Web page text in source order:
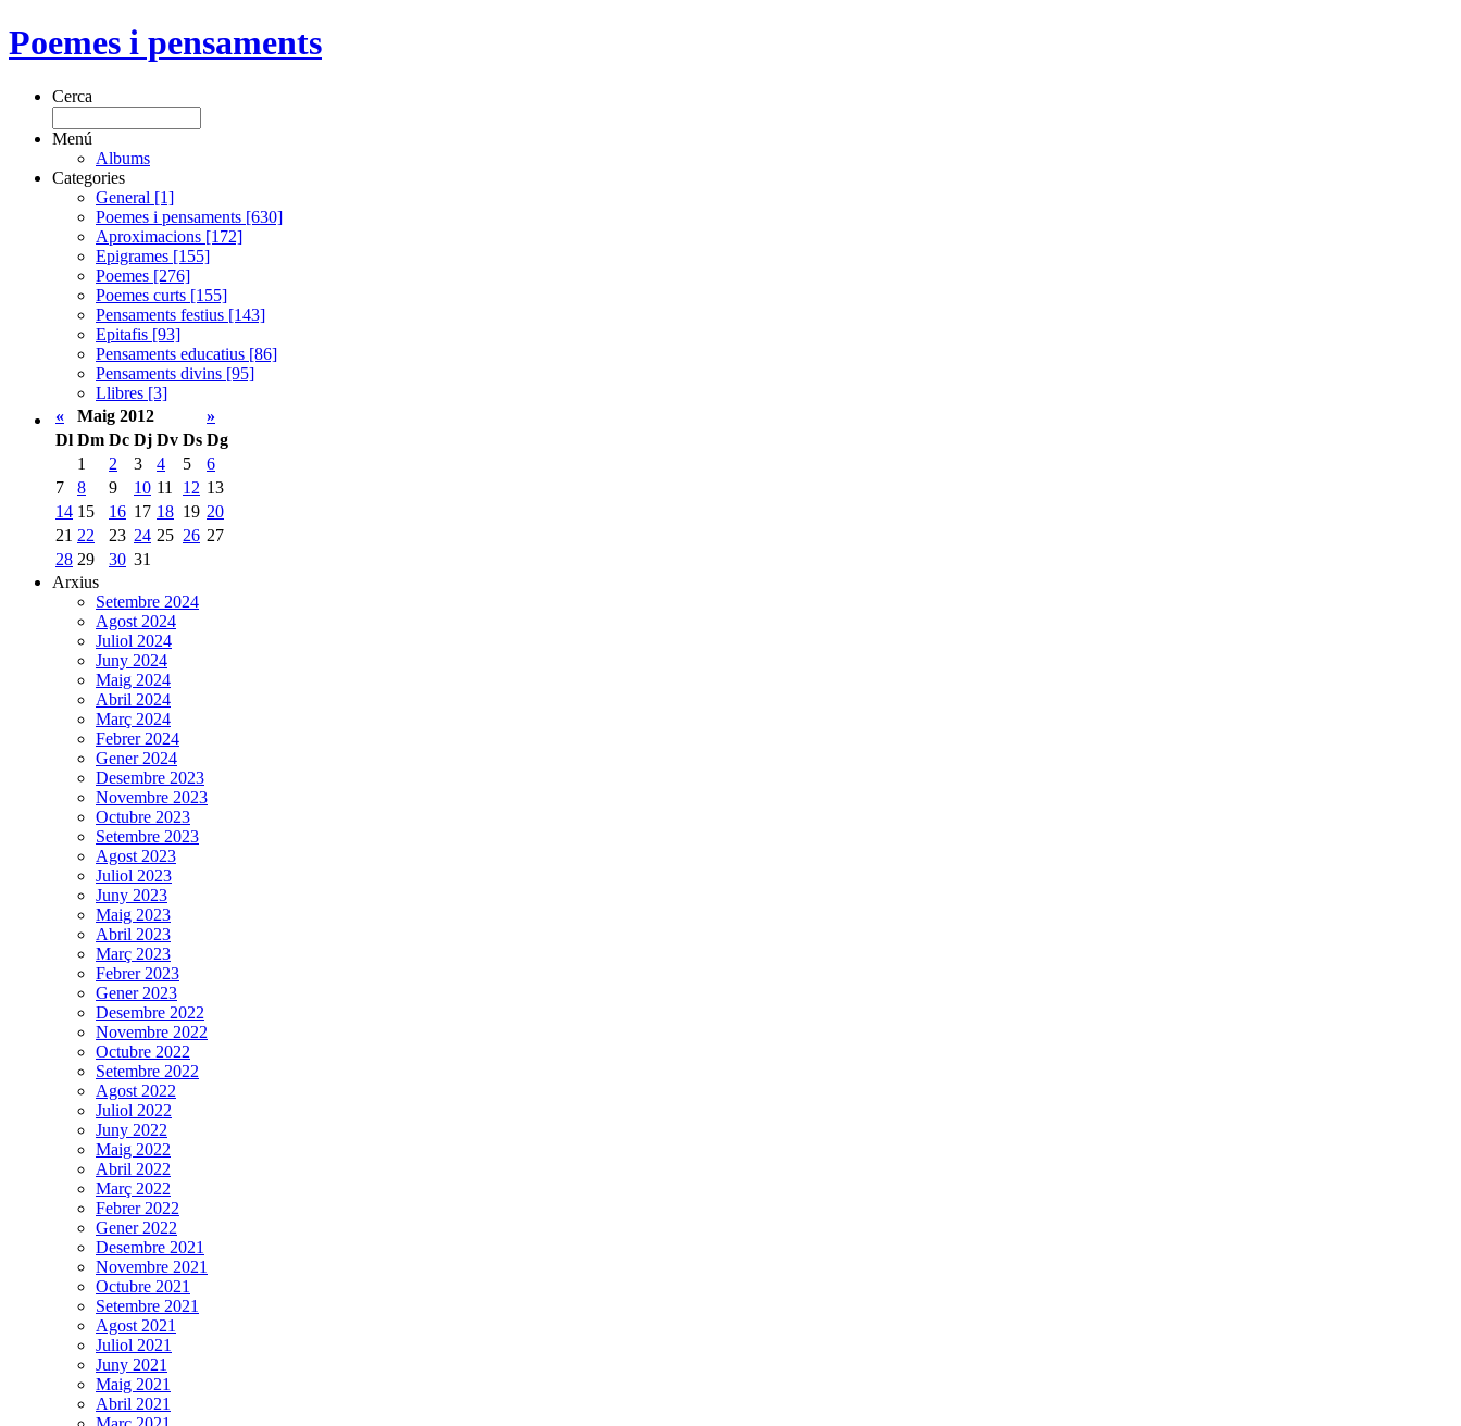
Poemes i pensaments
Cerca
Menú
Albums
Categories
General [1]
Poemes i pensaments [630]
Aproximacions [172]
Epigrames [155]
Poemes [276]
Poemes curts [155]
Pensaments festius [143]
Epitafis [93]
Pensaments educatius [86]
Pensaments divins [95]
Llibres [3]
«
Maig 2012
»
Dl Dm Dc Dj Dv Ds Dg
1
2 3 4 5
6
7
8 9 10 11 12 13
14 15 16 17 18 19 20
21 22 23 24 25 26 27
28 29 30 31
Arxius
Setembre 2024
Agost 2024
Juliol 2024
Juny 2024
Maig 2024
Abril 2024
Març 2024
Febrer 2024
Gener 2024
Desembre 2023
Novembre 2023
Octubre 2023
Setembre 2023
Agost 2023
Juliol 2023
Juny 2023
Maig 2023
Abril 2023
Març 2023
Febrer 2023
Gener 2023
Desembre 2022
Novembre 2022
Octubre 2022
Setembre 2022
Agost 2022
Juliol 2022
Juny 2022
Maig 2022
Abril 2022
Març 2022
Febrer 2022
Gener 2022
Desembre 2021
Novembre 2021
Octubre 2021
Setembre 2021
Agost 2021
Juliol 2021
Juny 2021
Maig 2021
Abril 2021